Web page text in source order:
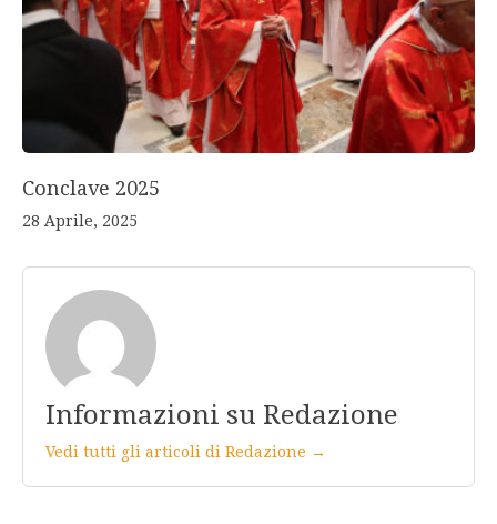
Conclave 2025
28 Aprile, 2025
Informazioni su Redazione
Vedi tutti gli articoli di Redazione →